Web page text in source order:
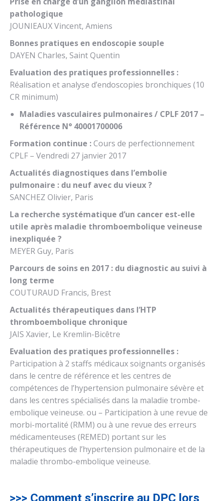
pathologique
JOUNIEAUX Vincent, Amiens
Bonnes pratiques en endoscopie souple
DAYEN Charles, Saint Quentin
Evaluation des pratiques professionnelles :
Réalisation et analyse d’endoscopies bronchiques (10
CR minimum)
Maladies vasculaires pulmonaires / CPLF 2017 –
Référence N° 40001700006
Formation continue :Cours de perfectionnement
CPLF – Vendredi 27 janvier 2017
Actualités diagnostiques dans l’embolie
pulmonaire : du neuf avec du vieux ?
SANCHEZ Olivier, Paris
La recherche systématique d’un cancer est-elle
utile après maladie thromboembolique veineuse
inexpliquée ?
MEYER Guy, Paris
Parcours de soins en 2017 : du diagnostic au suivi à
long terme
COUTURAUD Francis, Brest
Actualités thérapeutiques dans l’HTP
thromboembolique chronique
JAIS Xavier, Le Kremlin-Bicêtre
Evaluation des pratiques professionnelles :
Participation à 2 staffs médicaux soignants organisés
dans le centre de référence et les centres de
compétences de l’hypertension pulmonaire sévère et
dans les centres spécialisés dans la maladie trombe-
embolique veineuse. ou – Participation à une revue de
morbi-mortalité (RMM) ou à une revue des erreurs
médicamenteuses (REMED) portant sur les
thérapeutiques de l’hypertension pulmonaire et de la
maladie thrombo-embolique veineuse.
>>> Comment s’inscrire au DPC lors